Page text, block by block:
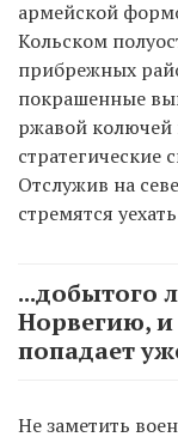
армейской
Кольском
прибрежных
покрашенные
ржавой колючей
стратегические
Отслужив на
стремятся
...добытого
Норвегию,
попадает
Не заметить